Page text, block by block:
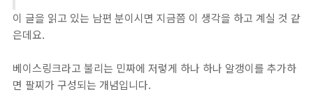
이 글을 읽고 있는 남편 분이시면 지금쯤 이 생각을 하고 계실 것 같
은데요.
베이스링크라고 불리는 민짜에 저렇게 하나 하나 알갱이를 추가하
면 팔찌가 구성되는 개념입니다.